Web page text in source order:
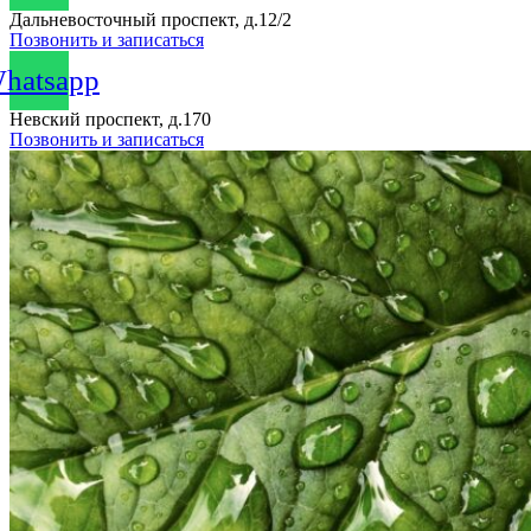
Дальневосточный проспект, д.12/2
Позвонить и записаться
Невский проспект, д.170
Позвонить и записаться